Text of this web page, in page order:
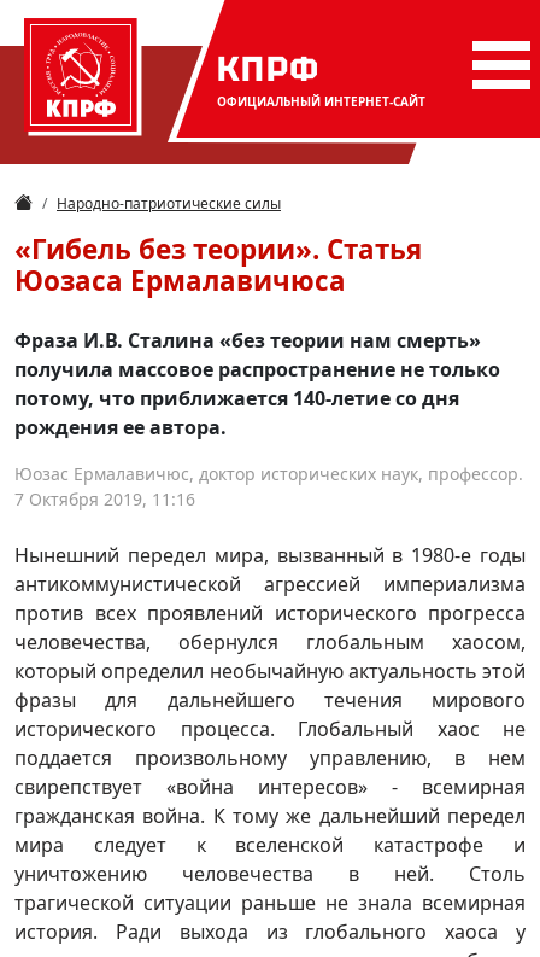
КПРФ
ОФИЦИАЛЬНЫЙ ИНТЕРНЕТ-САЙТ
Народно-патриотические силы
«Гибель без теории». Статья
Юозаса Ермалавичюса
Фраза И.В. Сталина «без теории нам смерть»
получила массовое распространение не только
потому, что приближается 140-летие со дня
рождения ее автора.
Юозас Ермалавичюс, доктор исторических наук, профессор.
7 Октября 2019, 11:16
Нынешний передел мира, вызванный в 1980-е годы
антикоммунистической агрессией империализма
против всех проявлений исторического прогресса
человечества, обернулся глобальным хаосом,
который определил необычайную актуальность этой
фразы для дальнейшего течения мирового
исторического процесса. Глобальный хаос не
поддается произвольному управлению, в нем
свирепствует «война интересов» - всемирная
гражданская война. К тому же дальнейший передел
мира следует к вселенской катастрофе и
уничтожению человечества в ней. Столь
трагической ситуации раньше не знала всемирная
история. Ради выхода из глобального хаоса у